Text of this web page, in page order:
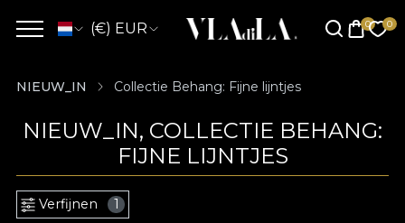
(€) EUR
NIEUW_IN Collectie Behang: Fijne lijntjes
NIEUW_IN, COLLECTIE BEHANG:
FIJNE LIJNTJES
Verfijnen 1